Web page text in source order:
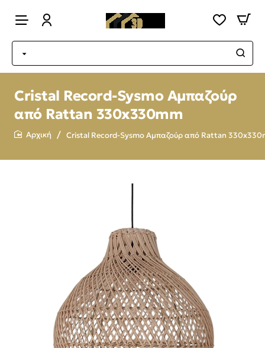
Cristal Record-Sysmo Αμπαζούρ
από Rattan 330x330mm
Cristal Record-Sysmo Αμπαζούρ από Rattan